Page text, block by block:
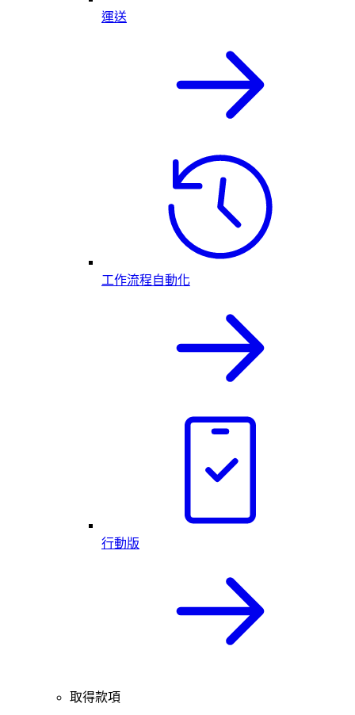
運送
工作流程自動化
行動版
取得款項